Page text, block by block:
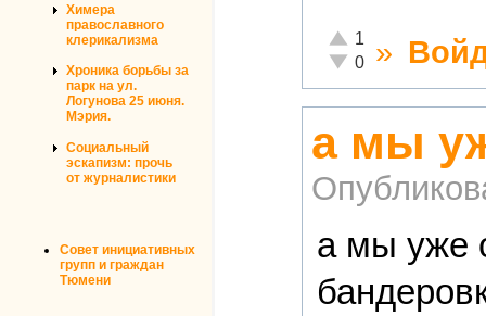
Химера
православного
клерикализма
Хроника борьбы за
парк на ул.
Логунова 25 июня.
Мэрия.
Социальный
эскапизм: прочь
от журналистики
Совет инициативных
групп и граждан
Тюмени
Отлично!
1
Неадекватно!
0 »
а мы
а мы уже